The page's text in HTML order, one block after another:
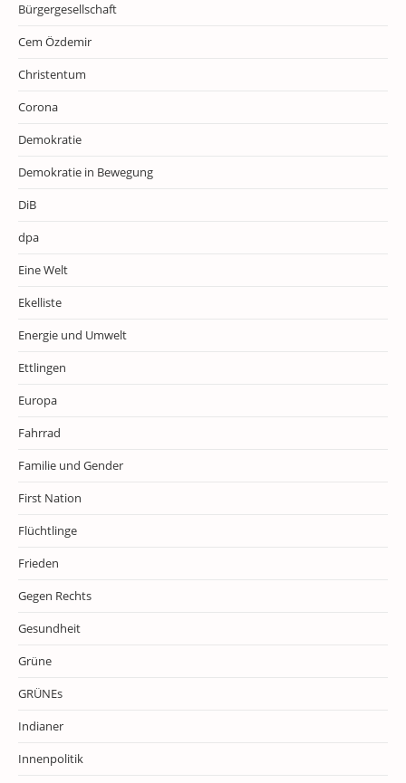
Bürgergesellschaft
Cem Özdemir
Christentum
Corona
Demokratie
Demokratie in Bewegung
DiB
dpa
Eine Welt
Ekelliste
Energie und Umwelt
Ettlingen
Europa
Fahrrad
Familie und Gender
First Nation
Flüchtlinge
Frieden
Gegen Rechts
Gesundheit
Grüne
GRÜNEs
Indianer
Innenpolitik